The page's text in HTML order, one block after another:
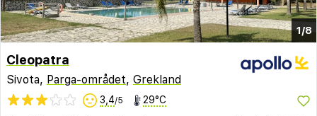
1/8
Cleopatra
Sivota, Parga-området, Grekland
3,4/5 29°C